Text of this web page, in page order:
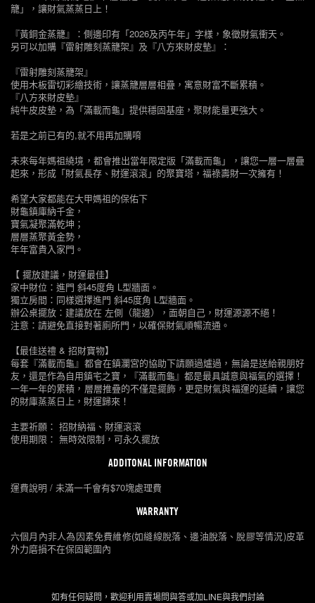
籠」，讓財氣蒸蒸日上！
『黃銅金蒸籠』：側邊印有「2026及丙午年」字樣，象徵財氣衝天。
另可以加購『雷射雕刻蒸籠架』及『八方來財皮墊』：
『雷射雕刻蒸籠架』
使用木板雷切彩繪技術，讓蒸籠層層相疊，寓意財富不斷累積。
『八方來財皮墊』
純牛皮皮墊，為「滿載而龜」提供穩固基座，聚財能量更強大。
若是之前已有的,就不用再加購唷
未來每年媽祖繞境，都會推出當年限定版「滿載而龜」，讓您一層一層疊
起來，形成「財氣長存、財運滾滾」的聚寶塔，福祿壽財一次擁有！
希望大家都能在大甲媽祖的保佑下
財龜鎮庫納千金，
寶氣凝聚滿乾坤；
層層蒸聚黃金勢，
年年富貴入家門。
【 擺放建議，財運最佳】
家中財位：進門 斜45度角 L型牆面。
獨立房間：同樣選擇進門 斜45度角 L型牆面。
辦公桌擺放：建議放在 左側（龍邊），面朝自己，財運源源不絕！
注意：請避免直接對著廁所門，以確保財氣順暢流通。
【最佳送禮 & 招財寶物】
每套『滿載而龜』都會在鎮瀾宮的協助下請願過爐過，無論是送給親朋好
友，還是作為自用鎮宅之寶，『滿載而龜』都是最具誠意與福氣的選擇！
一年一年的累積，層層推疊的不僅是擺飾，更是財氣與福運的延續，讓您
的財庫蒸蒸日上，財運歸來！
主要祈願： 招財納福、財運滾滾
使用期限： 無時效限制，可永久擺放
ADDITONAL INFORMATION
運費說明 / 未滿一千會有$70塊處理費
WARRANTY
六個月內非人為因素免費維修(如縫線脫落、邊油脫落、脫膠等情況)皮革
外力磨損不在保固範圍內
如有任何疑問，歡迎利用賣場問與答或加LINE與我們討論